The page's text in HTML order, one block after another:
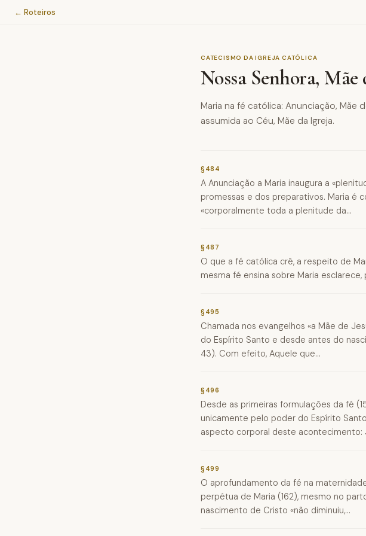
← Roteiros
CATECISMO DA IGREJA CATÓLICA
Nossa Senhora, Mãe
Maria na fé católica: Anunciação, Mãe
assumida ao Céu, Mãe da Igreja.
§484
A Anunciação a Maria inaugura a
promessas e dos preparativos. Maria é
«corporalmente toda a plenitude da...
§487
O que a fé católica crê, a respeito de
mesma fé ensina sobre Maria
§495
Chamada nos evangelhos «a Mãe de
do Espírito Santo e desde antes do
43). Com efeito, Aquele que...
§496
Desde as primeiras formulações da fé
unicamente pelo poder do Espírito
aspecto corporal deste acontecimento:
§499
O aprofundamento da fé na
perpétua de Maria (162), mesmo no
nascimento de Cristo «não diminuiu,...